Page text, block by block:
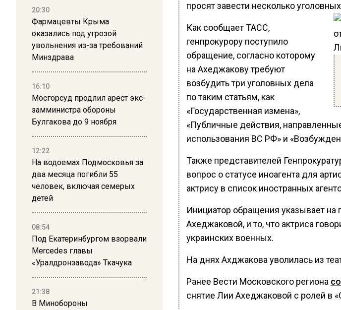
20:30
Фармацевты Крыма
оказались под угрозой
увольнения из-за требований
Минздрава
16:10
Мосгорсуд продлил арест экс-
замминистра обороны
Булгакова до 9 ноября
12:22
На водоемах Подмосковья за
два месяца погибли 55
человек, включая семерых
детей
08:54
Под Екатеринбургом взорвали
Mercedes главы
«Уралдронзавода» Ткачука
21:38
В Минобороны
просят завести несколько
Как сообщает ТАСС,
генпрокурору поступило
обращение, согласно которому
на Ахеджакову требуют
возбудить три уголовных дела
по таким статьям, как
«Государственная измена»,
«Публичные действия,
использования ВС РФ» и
Также представителей
вопрос о статусе иноагента для
актрису в список иностранных
Инициатор обращения указывает
Ахеджаковой, и то, что актриса
украинских военных.
На днях Ахджакова уволилась из
Ранее Вести Московского региона
снятие Лии Ахеджаковой с ролей в